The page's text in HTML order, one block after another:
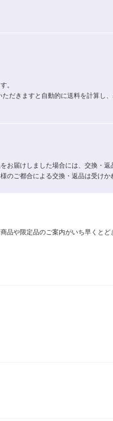
。
だきますと自動的に送料を計算し、
お届けしました場合には、交換・
のご都合による交換・返品は受けか
品や限定品のご案内がいち早くと